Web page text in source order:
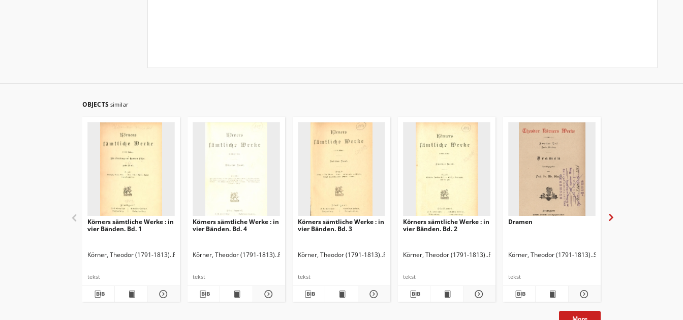
OBJECTS similar
Körners sämtliche Werke : in
vier Bänden. Bd. 1
Körner, Theodor (1791-1813) Fischer, Hermann (1851-1920). Przedm.
tekst
Körners sämtliche Werke : in
vier Bänden. Bd. 4
Körner, Theodor (1791-1813) Fischer, Hermann (1851-1920). Przedm.
tekst
Körners sämtliche Werke : in
vier Bänden. Bd. 3
Körner, Theodor (1791-1813) Fischer, Hermann (1851-1920). Przedm.
tekst
Körners sämtliche Werke : in
vier Bänden. Bd. 2
Körner, Theodor (1791-1813) Fischer, Hermann (1851-1920). Przedm.
tekst
Dramen
Körner, Theodor (1791-1813) Stern, Adolf (1835-1907). Red.
tekst